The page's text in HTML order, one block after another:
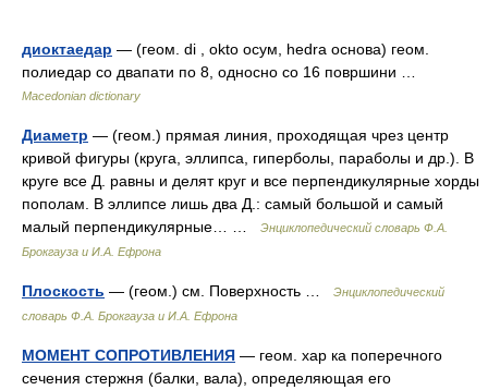
диоктаедар — (геом. di , okto осум, hedra основа) геом.
полиедар со двапати по 8, односно со 16 површини …
Macedonian dictionary
Диаметр — (геом.) прямая линия, проходящая чрез центр
кривой фигуры (круга, эллипса, гиперболы, параболы и др.). В
круге все Д. равны и делят круг и все перпендикулярные хорды
пополам. В эллипсе лишь два Д.: самый большой и самый
малый перпендикулярные… …
Энциклопедический словарь Ф.А.
Брокгауза и И.А. Ефрона
Плоскость — (геом.) см. Поверхность …
Энциклопедический
словарь Ф.А. Брокгауза и И.А. Ефрона
МОМЕНТ СОПРОТИВЛЕНИЯ — геом. хар ка поперечного
сечения стержня (балки, вала), определяющая его